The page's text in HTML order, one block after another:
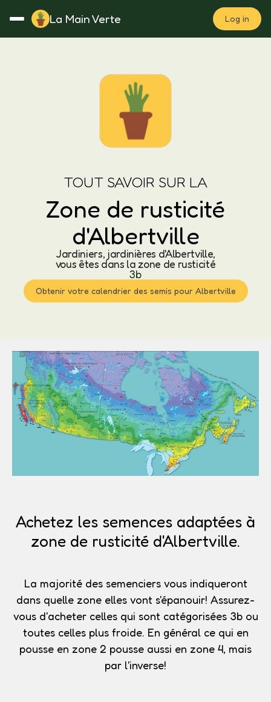
La Main Verte Log in
Notes Fertilisation
TOUT SAVOIR SUR LA
Zone de rusticité
d'Albertville
Jardiniers, jardinières d'Albertville,
vous êtes dans la zone de rusticité
3b
Obtenir votre calendrier des semis pour Albertville
Achetez les semences adaptées à
zone de rusticité d'Albertville.
La majorité des semenciers vous indiqueront
dans quelle zone elles vont s'épanouir! Assurez-
vous d'acheter celles qui sont catégorisées 3bou
toutes celles plus froide. En général ce qui en
pousse en zone 2 pousse aussi en zone 4, mais
par l'inverse!